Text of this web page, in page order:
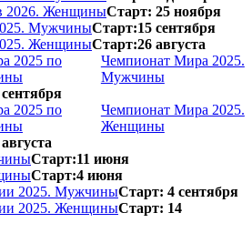
2026. ЖенщиныСтарт: 25 ноября
МужчиныСтарт:15 сентября
ЖенщиныСтарт:26 августа
Чемпионат Мира 2025.
Мужчины
Чемпионат Мира 2025.
Женщины
Старт:11 июня
Старт:4 июня
2025. МужчиныСтарт: 4 сентября
2025. ЖенщиныСтарт: 14